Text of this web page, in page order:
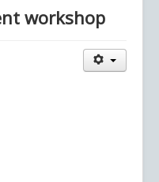
workshop